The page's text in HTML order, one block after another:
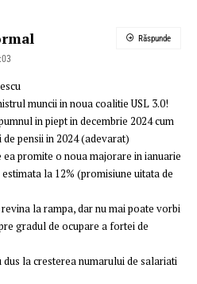
muncii in noua coalitie USL 3.0!
in piept in decembrie 2024 cum
pensii in 2024 (adevarat)
ea promite o noua majorare in ianuarie
la 12% (promisiune uitata de
la rampa, dar nu mai poate vorbi
gradul de ocupare a fortei de
dus la cresterea numarului de salariati
Răspunde